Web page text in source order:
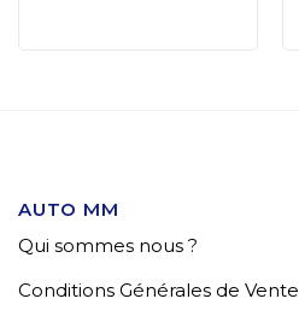
AUTO MM
Qui sommes nous ?
Conditions Générales de Vente